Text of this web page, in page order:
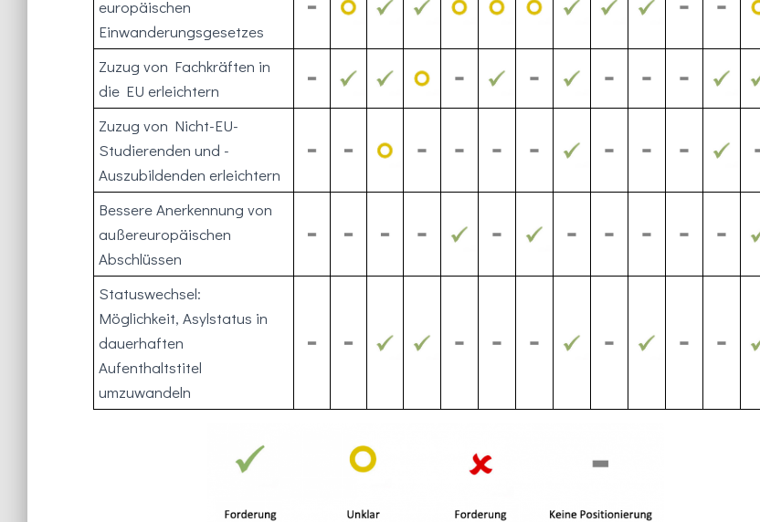
europäischen
Einwanderungsgesetzes
Zuzug von Fachkräften in
die EU erleichtern
Zuzug von Nicht-EU-
Studierenden und -
Auszubildenden erleichtern
Bessere Anerkennung von
außereuropäischen
Abschlüssen
Statuswechsel:
Möglichkeit, Asylstatus in
dauerhaften
Aufenthaltstitel
umzuwandeln